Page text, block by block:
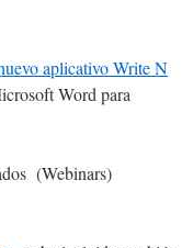
aplicativo Write N
Word para
(Webinars)